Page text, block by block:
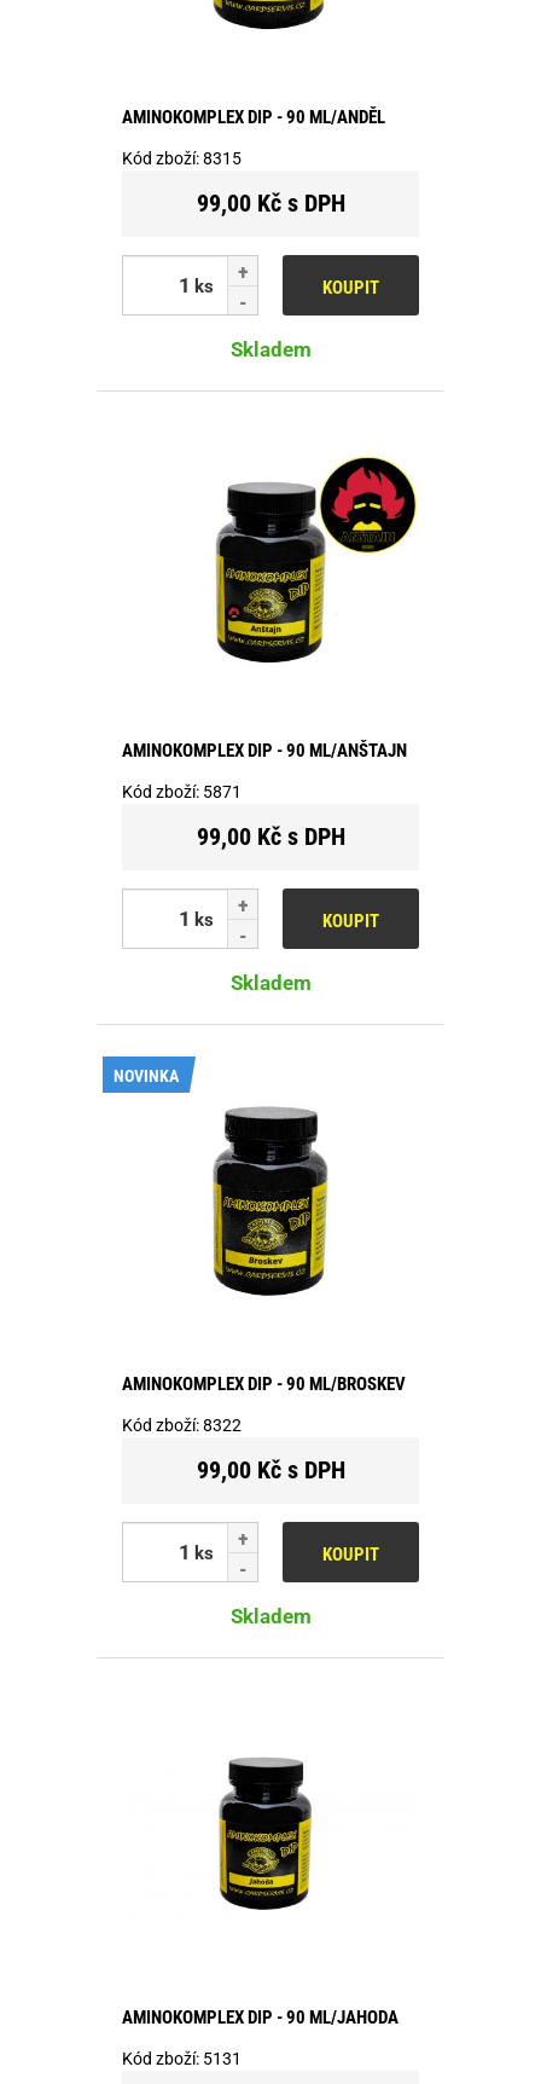
AMINOKOMPLEX DIP - 90 ML/ANDĚL
Kód zboží:8315
99,00 Kč s DPH
ks KOUPIT
Skladem
AMINOKOMPLEX DIP - 90 ML/ANŠTAJN
Kód zboží: 5871
99,00 Kč s DPH
ks KOUPIT
Skladem
AMINOKOMPLEX DIP - 90 ML/BROSKEV
Kód zboží:8322
99,00 Kč s DPH
ks KOUPIT
Skladem
NOVINKA
AMINOKOMPLEX DIP - 90 ML/JAHODA
Kód zboží: 5131